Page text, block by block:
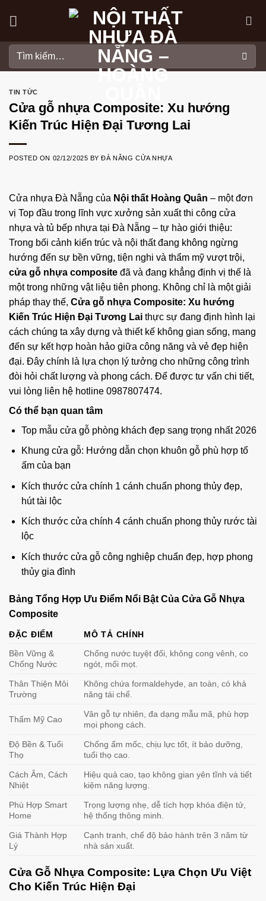
kiếm:
TIN TỨC
Cửa gỗ nhựa Composite: Xu hướng
Kiến Trúc Hiện Đại Tương Lai
POSTED ON 02/12/2025 BYĐÀ NẴNG CỬA NHỰA
Cửa nhựa Đà Nẵng của Nội thất Hoàng Quân – một đơn
vị Top đầu trong lĩnh vực xưởng sản xuất thi công cửa
nhựa và tủ bếp nhựa tại Đà Nẵng – tự hào giới thiệu:
Trong bối cảnh kiến trúc và nội thất đang không ngừng
hướng đến sự bền vững, tiện nghi và thẩm mỹ vượt trội,
cửa gỗ nhựa composite đã và đang khẳng định vị thế là
một trong những vật liệu tiên phong. Không chỉ là một giải
pháp thay thế, Cửa gỗ nhựa Composite: Xu hướng
Kiến Trúc Hiện Đại Tương Lai thực sự đang định hình lại
cách chúng ta xây dựng và thiết kế không gian sống, mang
đến sự kết hợp hoàn hảo giữa công năng và vẻ đẹp hiện
đại. Đây chính là lựa chọn lý tưởng cho những công trình
đòi hỏi chất lượng và phong cách. Để được tư vấn chi tiết,
vui lòng liên hệ hotline 0987807474.
Có thể bạn quan tâm
Top mẫu cửa gỗ phòng khách đẹp sang trọng nhất 2026
Khung cửa gỗ: Hướng dẫn chọn khuôn gỗ phù hợp tổ
ấm của bạn
Kích thước cửa chính 1 cánh chuẩn phong thủy đẹp,
hút tài lộc
Kích thước cửa chính 4 cánh chuẩn phong thủy rước tài
lộc
Kích thước cửa gỗ công nghiệp chuẩn đẹp, hợp phong
thủy gia đình
Bảng Tổng Hợp Ưu Điểm Nổi Bật Của Cửa Gỗ Nhựa
Composite
ĐẶC ĐIỂM
MÔ TẢ CHÍNH
Bền Vững &
Chống Nước
Chống nước tuyệt đối, không cong vênh, co
ngót, mối mọt.
Thân Thiện Môi
Trường
Không chứa formaldehyde, an toàn, có khả
năng tái chế.
Thẩm Mỹ Cao
Vân gỗ tự nhiên, đa dạng mẫu mã, phù hợp
mọi phong cách.
Độ Bền & Tuổi
Thọ
Chống ẩm mốc, chịu lực tốt, ít bảo dưỡng,
tuổi thọ cao.
Cách Âm, Cách
Nhiệt
Hiệu quả cao, tạo không gian yên tĩnh và tiết
kiệm năng lượng.
Phù Hợp Smart
Home
Trọng lượng nhẹ, dễ tích hợp khóa điện tử,
hệ thống thông minh.
Giá Thành Hợp
Lý
Cạnh tranh, chế độ bảo hành trên 3 năm từ
nhà sản xuất.
Cửa Gỗ Nhựa Composite: Lựa Chọn Ưu Việt
Cho Kiến Trúc Hiện Đại